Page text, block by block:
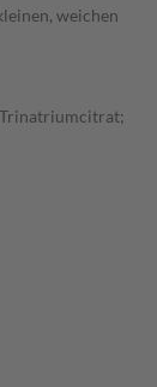
weichen
Trinatriumcitrat;